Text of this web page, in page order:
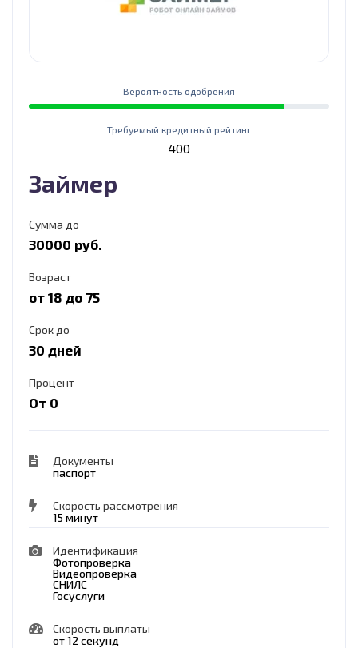
Вероятность одобрения
Требуемый кредитный рейтинг
400
Займер
Сумма до
30000 руб.
Возраст
от 18 до 75
Срок до
30 дней
Процент
От 0
Документы
паспорт
Скорость рассмотрения
15 минут
Идентификация
Фотопроверка
Видеопроверка
СНИЛС
Госуслуги
Скорость выплаты
от 12 секунд